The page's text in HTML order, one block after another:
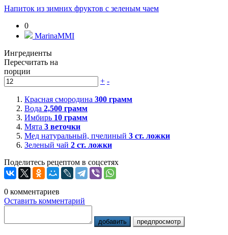
Напиток из зимних фруктов с зеленым чаем
0
MarinaMMI
Ингредиенты
Пересчитать на
порции
+ -
Красная смородина 300 грамм
Вода 2,500 грамм
Имбирь 10 грамм
Мята 3 веточки
Мед натуральный, пчелиный 3 ст. ложки
Зеленый чай 2 ст. ложки
Поделитесь рецептом в соцсетях
0 комментариев
Оставить комментарий
добавить предпросмотр